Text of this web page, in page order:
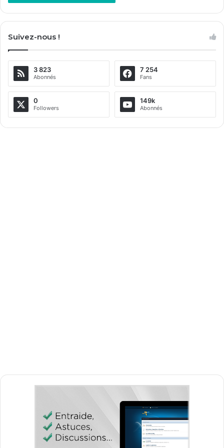
t
n
t
i
Suivez-nous !
3 823
Abonnés
7 254
Fans
0
Followers
149k
Abonnés